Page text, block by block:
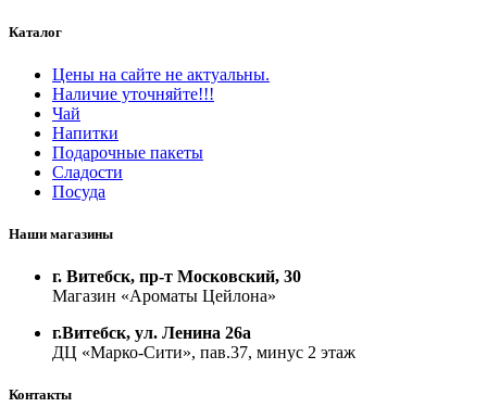
Каталог
Цены на сайте не актуальны.
Наличие уточняйте!!!
Чай
Напитки
Подарочные пакеты
Сладости
Посуда
Наши магазины
г. Витебск, пр-т Московский, 30
Магазин «Ароматы Цейлона»
г.Витебск, ул. Ленина 26а
ДЦ «Марко-Сити», пав.37, минус 2 этаж
Контакты